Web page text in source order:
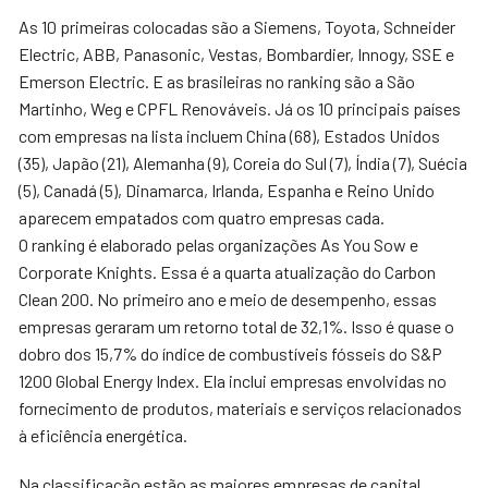
As 10 primeiras colocadas são a Siemens, Toyota, Schneider
Electric, ABB, Panasonic, Vestas, Bombardier, Innogy, SSE e
Emerson Electric. E as brasileiras no ranking são a São
Martinho, Weg e CPFL Renováveis. Já os 10 principais países
com empresas na lista incluem China (68), Estados Unidos
(35), Japão (21), Alemanha (9), Coreia do Sul (7), Índia (7), Suécia
(5), Canadá (5), Dinamarca, Irlanda, Espanha e Reino Unido
aparecem empatados com quatro empresas cada.
O ranking é elaborado pelas organizações As You Sow e
Corporate Knights. Essa é a quarta atualização do Carbon
Clean 200. No primeiro ano e meio de desempenho, essas
empresas geraram um retorno total de 32,1%. Isso é quase o
dobro dos 15,7% do índice de combustíveis fósseis do S&P
1200 Global Energy Index. Ela inclui empresas envolvidas no
fornecimento de produtos, materiais e serviços relacionados
à eficiência energética.